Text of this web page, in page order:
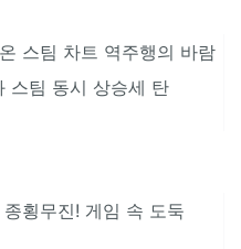
스팀 차트 역주행의 바람
스팀 동시 상승세 탄
횡무진! 게임 속 도둑